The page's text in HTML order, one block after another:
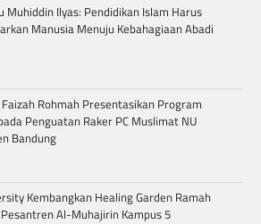
Muhiddin Ilyas: Pendidikan Islam Harus
Manusia Menuju Kebahagiaan Abadi
Faizah Rohmah Presentasikan Program
Penguatan Raker PC Muslimat NU
Bandung
Kembangkan Healing Garden Ramah
Al-Muhajirin Kampus 5